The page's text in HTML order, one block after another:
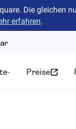
Die gleichen
erfahren.
Preise